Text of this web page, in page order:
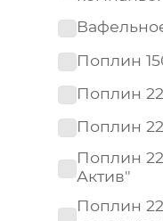
Поплин
Поплин
Поплин
Поплин
Актив"
Поплин